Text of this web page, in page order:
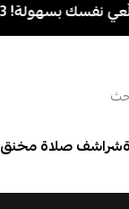
قطع بـ 250 ريال فقط 🎁 + شحن مجاني فوق 700 ريال
شراشف صلاة مخنق